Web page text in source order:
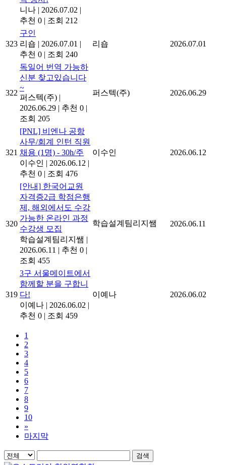
니나 | 2026.07.02 |
추천 0 | 조회 212
323
구인
리숍 | 2026.07.01 |
추천 0 | 조회 240
리숍 2026.07.01
322
독일어 번역 가능하
신분 찾고있습니다
~
퍼스텍(주) |
2026.06.29 | 추천 0 |
조회 205
퍼스텍(주) 2026.06.29
321
[PNL] 비엔나 공항
사무/회계 인턴 직원
채용 (1명) - 30h/주
이수인 | 2026.06.12 |
추천 0 | 조회 476
이수인 2026.06.12
320
[안내] 한국어교원
자격증2급 학점은행
제, 해외에서도 수강
가능한 온라인 과정
수강생 모집
학습설계팀리지쌤 |
2026.06.11 | 추천 0 |
조회 455
학습설계팀리지쌤 2026.06.11
319
3구 서울메이트에서
함께할 분을 구합니
다!
이예나 | 2026.06.02 |
추천 0 | 조회 459
이예나 2026.06.02
1
2
3
4
5
6
7
8
9
10
»
마지막
검색